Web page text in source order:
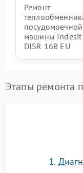
Ремонт
посудомоечной
машины Indesit
DISR 16B EU
Этапы ремонта
1.